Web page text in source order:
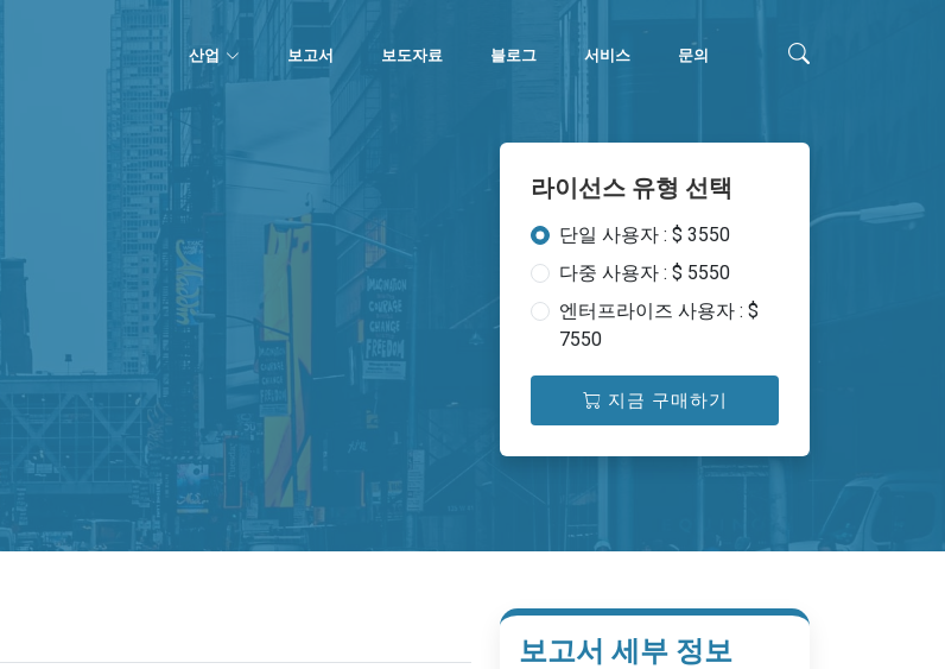
산업 보고서 보도자료 블로그 서비스 문의
라이선스 유형 선택
단일 사용자 : $ 3550
다중 사용자 : $ 5550
엔터프라이즈 사용자 : $
7550
지금 구매하기
보고서 세부 정보